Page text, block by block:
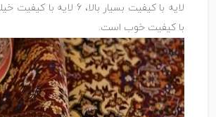
با کیفیت خوب است.